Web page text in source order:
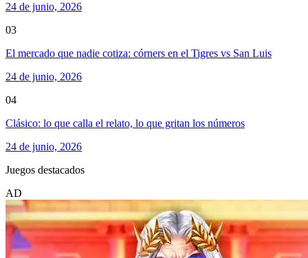
24 de junio, 2026
03
El mercado que nadie cotiza: córners en el Tigres vs San Luis
24 de junio, 2026
04
Clásico: lo que calla el relato, lo que gritan los números
24 de junio, 2026
Juegos destacados
AD